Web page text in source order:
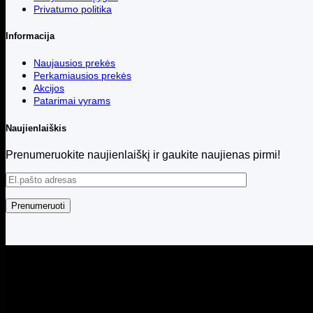
Privatumo politika
Informacija
Naujausios prekės
Perkamiausios prekės
Akcijos
Patarimai vyrams
Naujienlaiškis
Prenumeruokite naujienlaiškį ir gaukite naujienas pirmi!